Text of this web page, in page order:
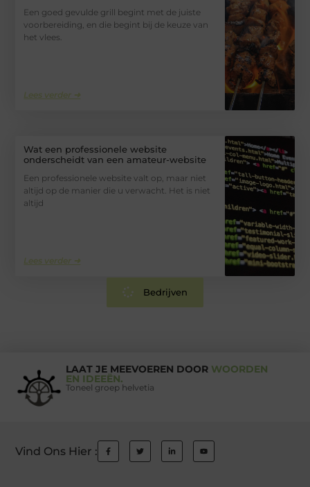
Een goed gevulde grill begint met de juiste
voorbereiding, en die begint bij de keuze van
het vlees.
Lees verder ➜
Wat een professionele website
onderscheidt van een amateur-website
Een professionele website valt op, maar niet
altijd op de manier die u verwacht. Het is niet
altijd
Lees verder ➜
Bedrijven
LAAT JE MEEVOEREN DOOR WOORDEN
EN IDEEËN.
Toneel groep helvetia
Vind Ons Hier :